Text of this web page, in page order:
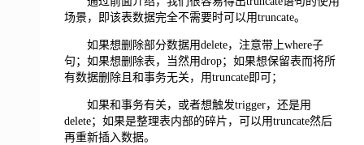
场景，即该表数据完全不需要时可以用truncate。
如果想删除部分数据用delete，注意带上where子
句；如果想删除表，当然用drop；如果想保留表而将所
有数据删除且和事务无关，用truncate即可；
如果和事务有关，或者想触发trigger，还是用
delete；如果是整理表内部的碎片，可以用truncate然后
再重新插入数据。